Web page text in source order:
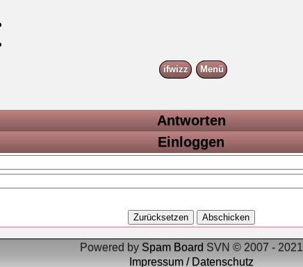
ifwizz Menü
Antworten
Einloggen
Powered by Spam Board SVN © 2007 - 2021
Impressum / Datenschutz